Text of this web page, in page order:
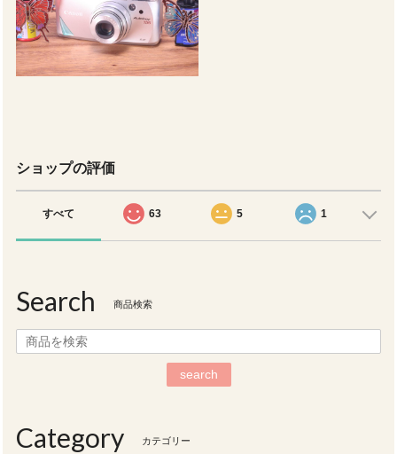
ショップの評価
すべて 63 5 1
Search 商品検索
search
Category カテゴリー